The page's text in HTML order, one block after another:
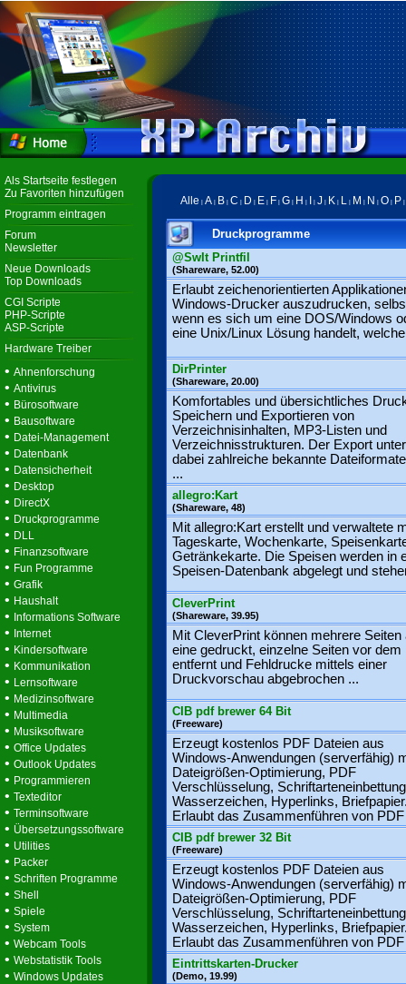
Als Startseite festlegen
Zu Favoriten hinzufügen
Programm eintragen
Forum
Newsletter
Neue Downloads
Top Downloads
CGI Scripte
PHP-Scripte
ASP-Scripte
Hardware Treiber
• Ahnenforschung
• Antivirus
• Bürosoftware
• Bausoftware
• Datei-Management
• Datenbank
• Datensicherheit
• Desktop
• DirectX
• Druckprogramme
• DLL
• Finanzsoftware
• Fun Programme
• Grafik
• Haushalt
• Informations Software
• Internet
• Kindersoftware
• Kommunikation
• Lernsoftware
• Medizinsoftware
• Multimedia
• Musiksoftware
• Office Updates
• Outlook Updates
• Programmieren
• Texteditor
• Terminsoftware
• Übersetzungssoftware
• Utilities
• Packer
• Schriften Programme
• Shell
• Spiele
• System
• Webcam Tools
• Webstatistik Tools
• Windows Updates
Alle A B C D E F G H J K L M N O P
Druckprogramme
@SwIt Printfil
(Shareware, 52.00)
Erlaubt zeichenorientierten
Windows-Drucker auszudrucken,
wenn es sich um eine DOS/Windows
eine Unix/Linux Lösung handelt,
DirPrinter
(Shareware, 20.00)
Komfortables und übersichtliches
Speichern und Exportieren von
Verzeichnisinhalten, MP3-Listen und
Verzeichnisstrukturen. Der Export
dabei zahlreiche bekannte
...
allegro:Kart
(Shareware, 48)
Mit allegro:Kart erstellt und verwaltete
Tageskarte, Wochenkarte,
Getränkekarte. Die Speisen werden in
Speisen-Datenbank abgelegt und
CleverPrint
(Shareware, 39.95)
Mit CleverPrint können mehrere Seiten
eine gedruckt, einzelne Seiten vor dem
entfernt und Fehldrucke mittels einer
Druckvorschau abgebrochen ...
CIB pdf brewer 64 Bit
(Freeware)
Erzeugt kostenlos PDF Dateien aus
Windows-Anwendungen (serverfähig)
Dateigrößen-Optimierung, PDF
Verschlüsselung,
Wasserzeichen, Hyperlinks,
Erlaubt das Zusammenführen von
CIB pdf brewer 32 Bit
(Freeware)
Erzeugt kostenlos PDF Dateien aus
Windows-Anwendungen (serverfähig)
Dateigrößen-Optimierung, PDF
Verschlüsselung,
Wasserzeichen, Hyperlinks,
Erlaubt das Zusammenführen von
Eintrittskarten-Drucker
(Demo, 19.99)